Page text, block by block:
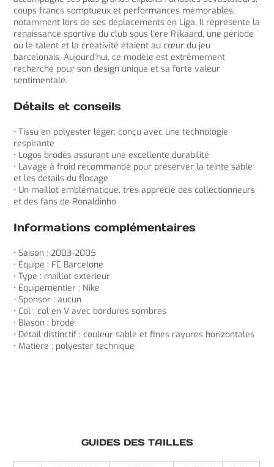
coups francs somptueux et performances mémorables,
notamment lors de ses déplacements en Liga. Il représente la
renaissance sportive du club sous l’ère Rijkaard, une période
où le talent et la créativité étaient au cœur du jeu
barcelonais. Aujourd’hui, ce modèle est extrêmement
recherché pour son design unique et sa forte valeur
sentimentale.
Détails et conseils
• Tissu en polyester léger, conçu avec une technologie
respirante
• Logos brodés assurant une excellente durabilité
• Lavage à froid recommandé pour préserver la teinte sable
et les détails du flocage
• Un maillot emblématique, très apprécié des collectionneurs
et des fans de Ronaldinho
Informations complémentaires
• Saison : 2003-2005
• Équipe : FC Barcelone
• Type : maillot extérieur
• Équipementier : Nike
• Sponsor : aucun
• Col : col en V avec bordures sombres
• Blason : brodé
• Détail distinctif : couleur sable et fines rayures horizontales
• Matière : polyester technique
GUIDES DES TAILLES